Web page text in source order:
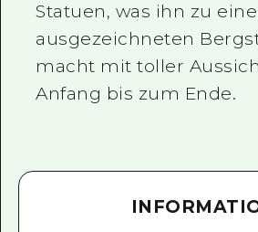
Statuen, was ihn zu
ausgezeichneten
macht mit toller
Anfang bis zum Ende.